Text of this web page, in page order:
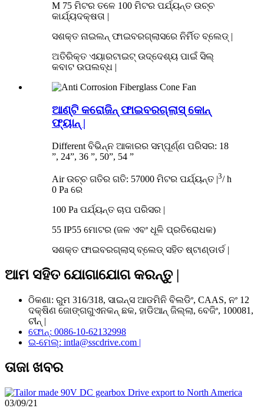
M 75 ମିଟର ତଳେ 100 ମିଟର ପର୍ଯ୍ୟନ୍ତ ଉଚ୍ଚ
କାର୍ଯ୍ୟଦକ୍ଷତା |
ସଶକ୍ତ ନାଇଲନ୍ ଫାଇବରଗ୍ଲାସରେ ନିର୍ମିତ ବ୍ଲେଡ୍ |
ଅତିରିକ୍ତ ଏୟାରଟାଇଟ୍ ଉଦ୍ଦେଶ୍ୟ ପାଇଁ ସିଲ୍
କବାଟ ଉପଲବ୍ଧ |
ଆଣ୍ଟି କରୋଜିନ୍ ଫାଇବରଗ୍ଲାସ୍ କୋନ୍
ଫ୍ୟାନ୍ |
Different ବିଭିନ୍ନ ଆକାରର ସମ୍ପୂର୍ଣ୍ଣ ପରିସର: 18
”, 24”, 36 ”, 50”, 54 ”
Air ଉଚ୍ଚ ଗତିର ଗତି: 57000 ମିଟର ପର୍ଯ୍ୟନ୍ତ |3/ h
0 Pa ରେ
100 Pa ପର୍ଯ୍ୟନ୍ତ ଚାପ ପରିସର |
55 IP55 ମୋଟର (ଜଳ ଏବଂ ଧୂଳି ପ୍ରତିରୋଧକ)
ସଶକ୍ତ ଫାଇବରଗ୍ଲାସ୍ ବ୍ଲେଡ୍ ସହିତ ଷ୍ଟାଣ୍ଡାର୍ଡ |
ଆମ ସହିତ ଯୋଗାଯୋଗ କରନ୍ତୁ |
ଠିକଣା: ରୁମ 316/318, ସାଇନ୍ସ ଆଡମିନି ବିଲଡିଂ, CAAS, ନଂ 12
ଦକ୍ଷିଣ ଜୋଙ୍ଗଗୁଏନକନ୍ ଛକ, ହାଡିଆନ୍ ଜିଲ୍ଲା, ବେଜିଂ, 100081,
ଚୀନ୍ |
ଫୋନ୍: 0086-10-62132998
ଇ-ମେଲ୍: intla@sscdrive.com |
ତାଜା ଖବର
03/09/21